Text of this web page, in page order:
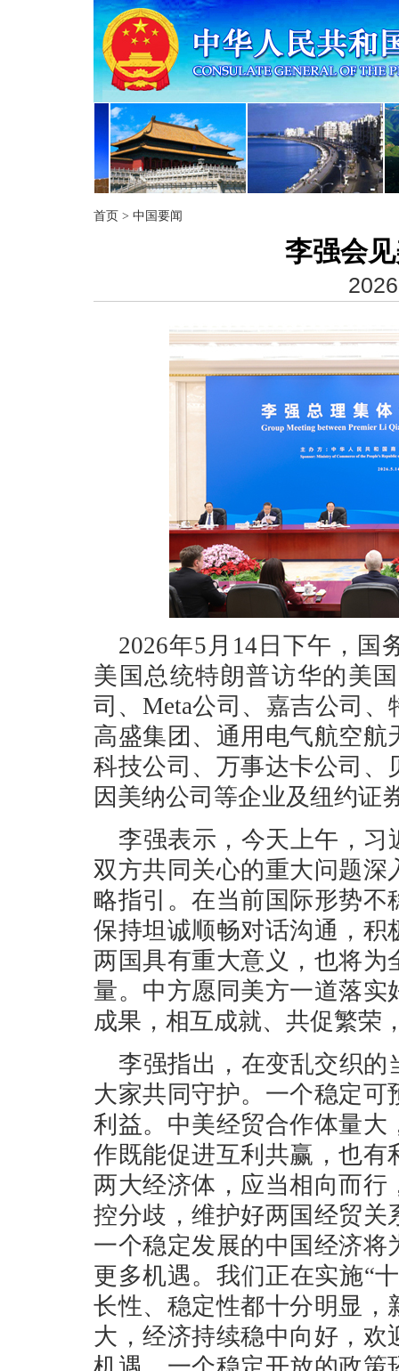
首页 > 中国要闻
李强会
2026年5月14日下午，国
美国总统特朗普访华的美
司、Meta公司、嘉吉公司
高盛集团、通用电气航空
科技公司、万事达卡公司
因美纳公司等企业及纽约证
李强表示，今天上午，
双方共同关心的重大问题
略指引。在当前国际形势
保持坦诚顺畅对话沟通，
两国具有重大意义，也将
量。中方愿同美方一道落
成果，相互成就、共促繁荣
李强指出，在变乱交织
大家共同守护。一个稳定
利益。中美经贸合作体量
作既能促进互利共赢，也
两大经济体，应当相向而
控分歧，维护好两国经贸
一个稳定发展的中国经济
更多机遇。我们正在实施“
长性、稳定性都十分明显
大，经济持续稳中向好，